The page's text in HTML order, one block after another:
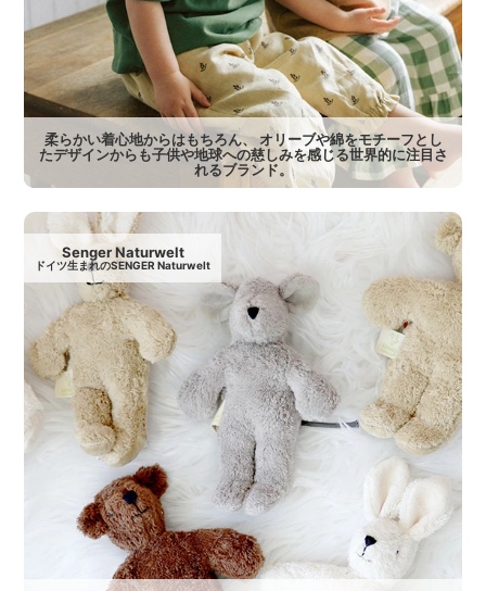
柔らかい着心地からはもちろん、 オリーブや綿をモチーフとし
たデザインからも子供や地球への慈しみを感じる世界的に注目さ
れるブランド。
Senger Naturwelt
ドイツ生まれのSENGER Naturwelt